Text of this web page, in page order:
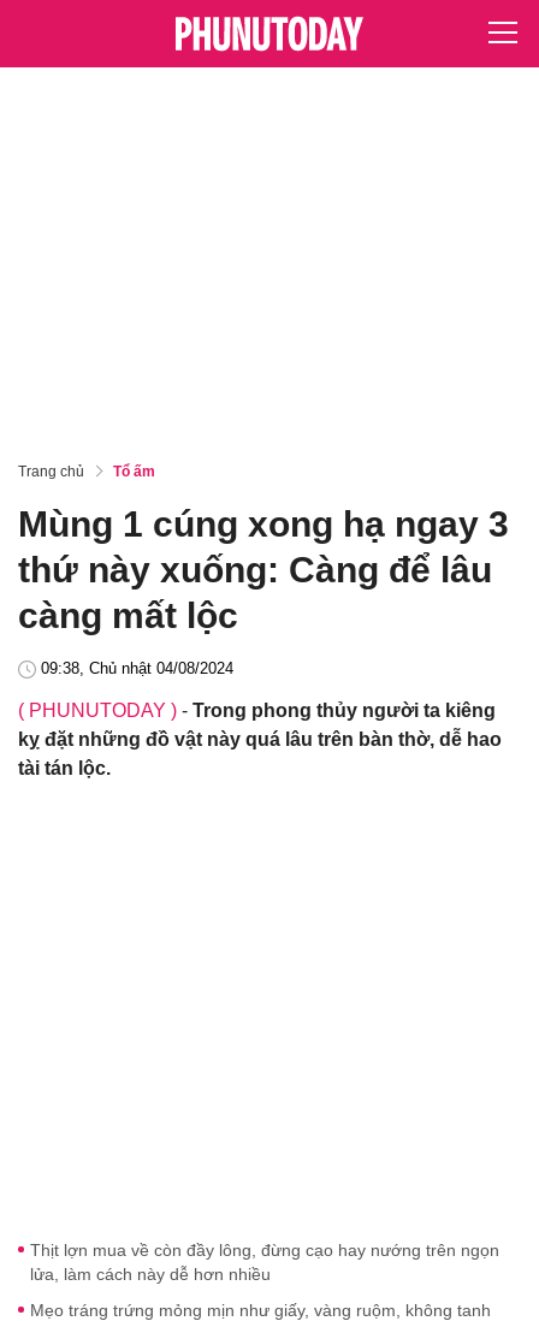
Trang chủ Tổ ấm
Mùng 1 cúng xong hạ ngay 3
thứ này xuống: Càng để lâu
càng mất lộc
09:38, Chủ nhật 04/08/2024
( PHUNUTODAY ) - Trong phong thủy người ta kiêng
kỵ đặt những đồ vật này quá lâu trên bàn thờ, dễ hao
tài tán lộc.
Thịt lợn mua về còn đầy lông, đừng cạo hay nướng trên ngọn
lửa, làm cách này dễ hơn nhiều
Mẹo tráng trứng mỏng mịn như giấy, vàng ruộm, không tanh